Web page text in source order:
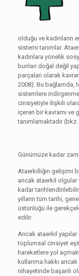
olduğu ve kadınların
sistemi tanımlar.
kadınlara yönelik
bunları doğal değil
parçaları olarak
2008). Bu bağlamda,
sistemlere
cinsiyetiyle ilişkili
içeren bir kavramı ve
tanımlamaktadır
Günümüze kadar
Ataerkilliğin gelişimi
ancak ataerkil olgular
kadar
yılların tüm tarihi,
üstünlüğü ile
edilir.
Ancak ataerkil
toplumsal cinsiyet
hareketlere yol
kullanma hakkı ancak
nihayetinde başarılı